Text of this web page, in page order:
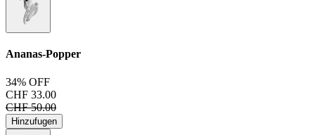
Ananas-Popper
34% OFF
CHF 33.00
CHF 50.00
Hinzufugen